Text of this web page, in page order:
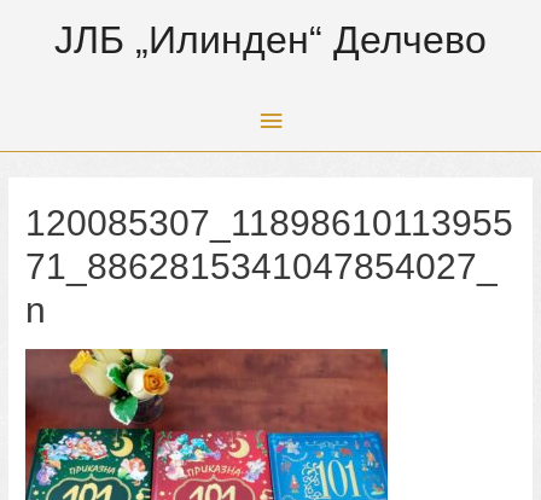
ЈЛБ „Илинден“ Делчево
Main
120085307_11898610113955
71_8862815341047854027_
n